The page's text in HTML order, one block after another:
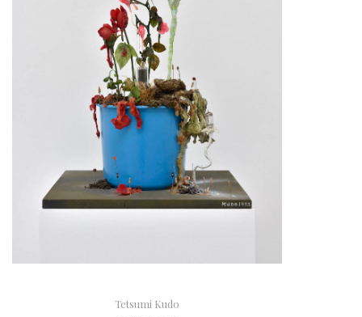
Tetsumi Kudo